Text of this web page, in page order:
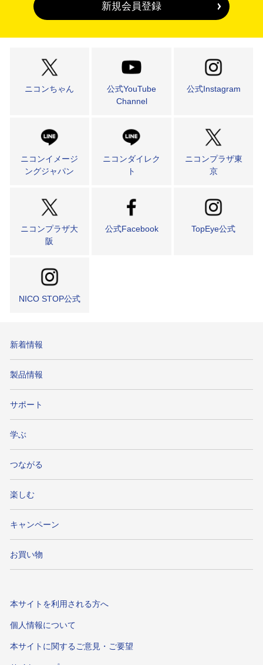
新規会員登録
ニコンちゃん
公式YouTube
Channel
公式Instagram
ニコンイメージ
ングジャパン
ニコンダイレク
ト
ニコンプラザ東
京
ニコンプラザ大
阪
公式Facebook TopEye公式
NICO STOP公式
新着情報
製品情報
サポート
学ぶ
つながる
楽しむ
キャンペーン
お買い物
本サイトを利用される方へ
個人情報について
本サイトに関するご意見・ご要望